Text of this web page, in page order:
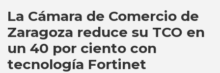
La Cámara de Comercio de
Zaragoza reduce su TCO en
un 40 por ciento con
tecnología Fortinet